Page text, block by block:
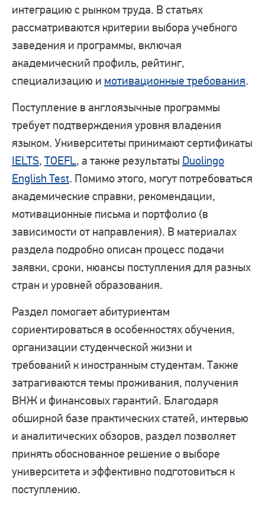
интеграцию с рынком труда. В статьях
рассматриваются критерии выбора учебного
заведения и программы, включая
академический профиль, рейтинг,
специализацию и мотивационные требования.
Поступление в англоязычные программы
требует подтверждения уровня владения
языком. Университеты принимают сертификаты
IELTS, TOEFL, а также результаты Duolingo
English Test. Помимо этого, могут потребоваться
академические справки, рекомендации,
мотивационные письма и портфолио (в
зависимости от направления). В материалах
раздела подробно описан процесс подачи
заявки, сроки, нюансы поступления для разных
стран и уровней образования.
Раздел помогает абитуриентам
сориентироваться в особенностях обучения,
организации студенческой жизни и
требований к иностранным студентам. Также
затрагиваются темы проживания, получения
ВНЖ и финансовых гарантий. Благодаря
обширной базе практических статей, интервью
и аналитических обзоров, раздел позволяет
принять обоснованное решение о выборе
университета и эффективно подготовиться к
поступлению.